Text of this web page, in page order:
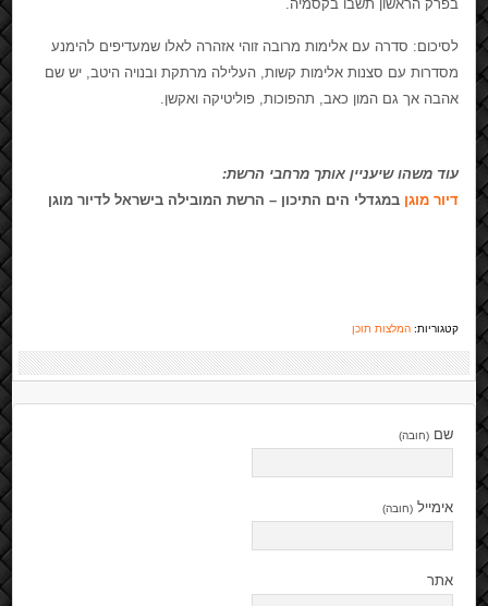
בפרק הראשון תשבו בקסמיה.
לסיכום: סדרה עם אלימות מרובה זוהי אזהרה לאלו שמעדיפים להימנע
מסדרות עם סצנות אלימות קשות, העלילה מרתקת ובנויה היטב, יש שם
אהבה אך גם המון כאב, תהפוכות, פוליטיקה ואקשן.
עוד משהו שיעניין אותך מרחבי הרשת:
דיור מוגן במגדלי הים התיכון – הרשת המובילה בישראל לדיור מוגן
קטגוריות:המלצות תוכן
שם(חובה)
אימייל(חובה)
אתר